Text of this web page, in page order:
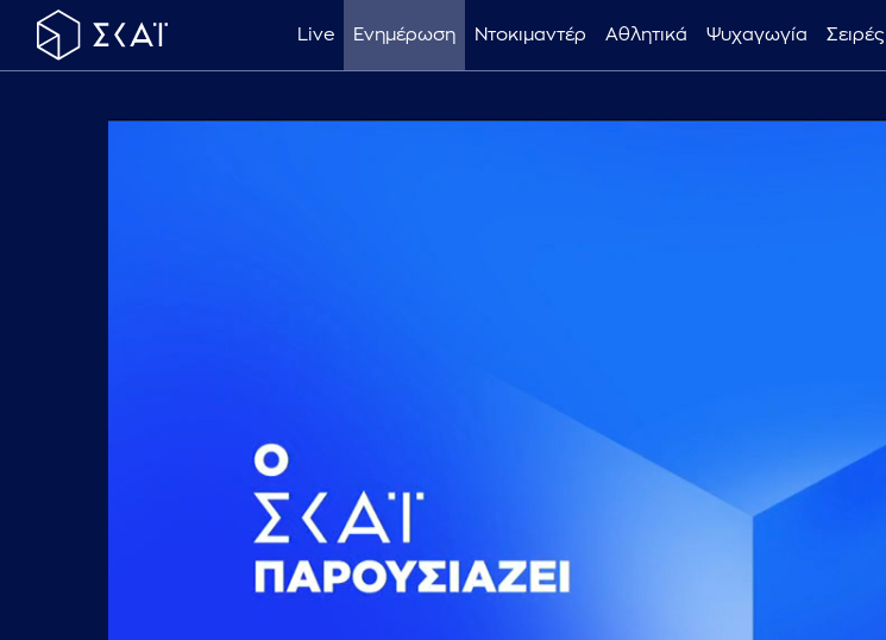
Live Ενημέρωση Ντοκιμαντέρ Αθλητικά Ψυχαγωγία Σειρές